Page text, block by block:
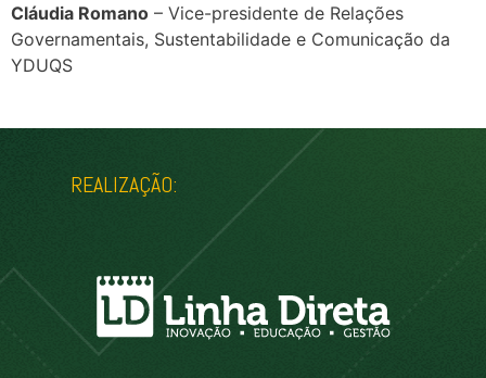
Cláudia Romano – Vice-presidente de Relações
Governamentais, Sustentabilidade e Comunicação da
YDUQS
REALIZAÇÃO: